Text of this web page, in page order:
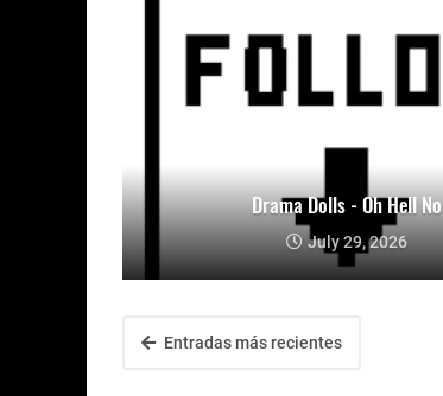
Drama Dolls - Oh Hell No
July 29, 2026
Entradas más recientes